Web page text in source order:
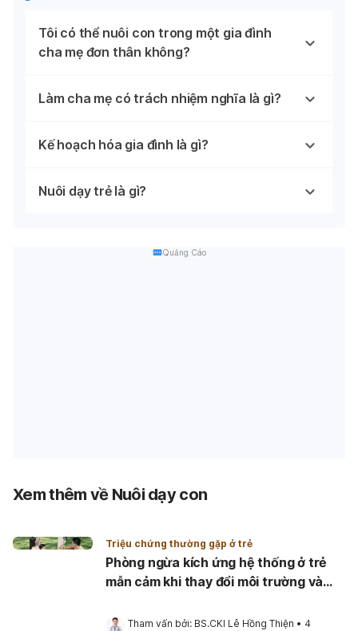
Tôi có thể nuôi con trong một gia đình
cha mẹ đơn thân không?
Làm cha mẹ có trách nhiệm nghĩa là gì?
Kế hoạch hóa gia đình là gì?
Nuôi dạy trẻ là gì?
Quảng Cáo
Xem thêm về Nuôi dạy con
Triệu chứng thường gặp ở trẻ
Phòng ngừa kích ứng hệ thống ở trẻ
mẫn cảm khi thay đổi môi trường và
Tham vấn bởi: BS.CKI Lê Hồng Thiện • 4